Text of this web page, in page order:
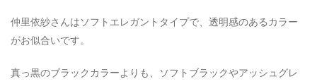
仲里依紗さんはソフトエレガントタイプで、透明感のあるカラー
がお似合いです。
真っ黒のブラックカラーよりも、ソフトブラックやアッシュグレ